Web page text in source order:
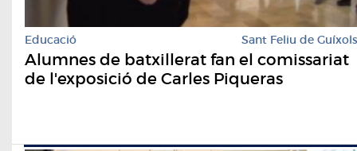
Educació Sant Feliu de Guíxols
Alumnes de batxillerat fan el comissariat
de l'exposició de Carles Piqueras